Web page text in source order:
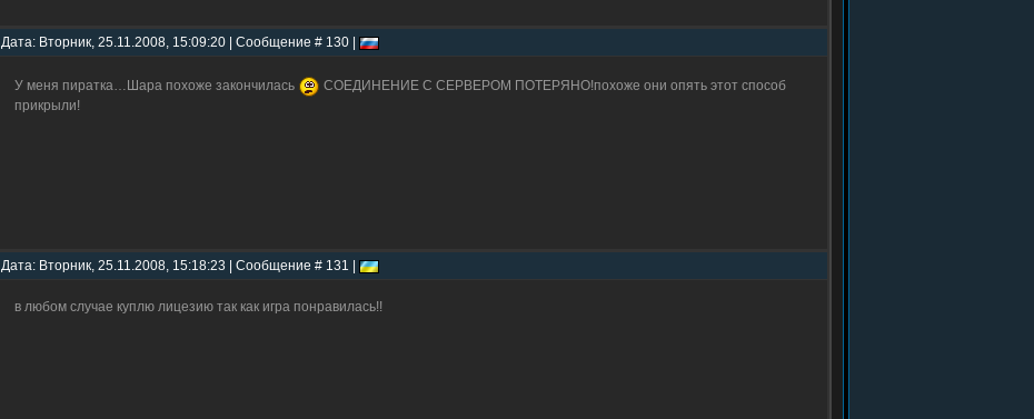
Дата: Вторник, 25.11.2008, 15:09:20 | Сообщение # 130 |
У меня пиратка…Шара похоже закончилась
СОЕДИНЕНИЕ С СЕРВЕРОМ ПОТЕРЯНО!похоже они опять этот способ
прикрыли!
Дата: Вторник, 25.11.2008, 15:18:23 | Сообщение # 131 |
в любом случае куплю лицезию так как игра понравилась!!